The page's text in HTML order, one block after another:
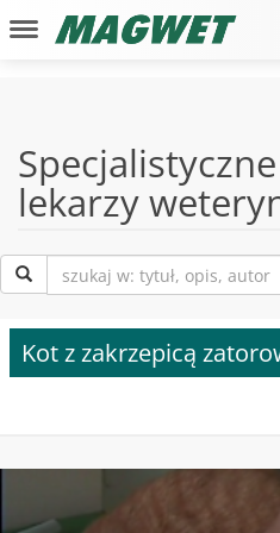
lekarzy
Kot z zakrzepicą